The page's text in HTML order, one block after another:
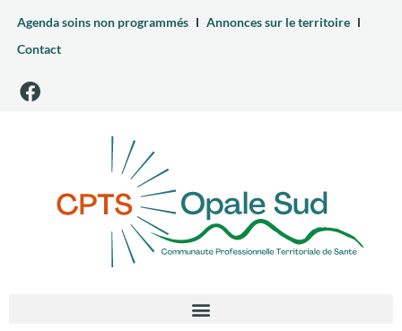
Agenda soins non programmés
Annonces sur le territoire
Contact